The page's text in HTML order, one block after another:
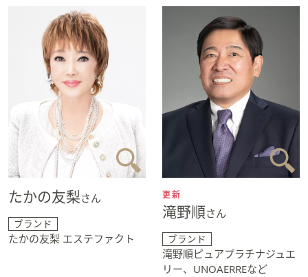
たかの友梨さん
ブランド
たかの友梨 エステファクト
更新
滝野順さん
ブランド
滝野順ピュアプラチナジュエ
リー、UNOAERREなど